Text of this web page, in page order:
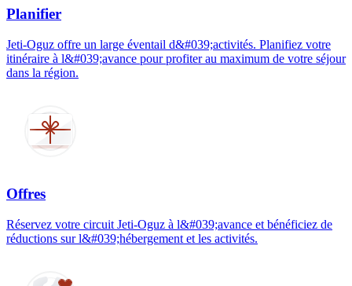
Planifier
Jeti-Oguz offre un large éventail d&#039;activités. Planifiez votre
itinéraire à l&#039;avance pour profiter au maximum de votre séjour
dans la région.
Offres
Réservez votre circuit Jeti-Oguz à l&#039;avance et bénéficiez de
réductions sur l&#039;hébergement et les activités.